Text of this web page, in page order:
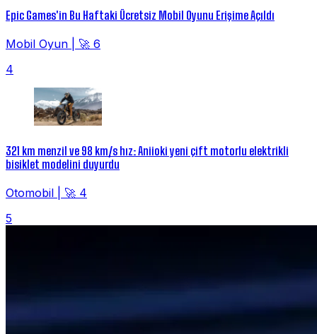
Epic Games'in Bu Haftaki Ücretsiz Mobil Oyunu Erişime Açıldı
Mobil Oyun
🚀 6
4
321 km menzil ve 98 km/s hız: Aniioki yeni çift motorlu elektrikli
bisiklet modelini duyurdu
Otomobil
🚀 4
5